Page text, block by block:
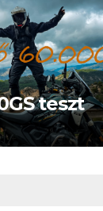
teszt